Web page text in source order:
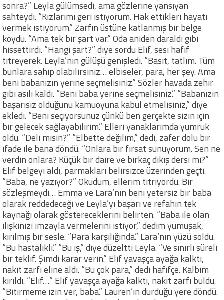
sonra?” Leyla gülümsedi, ama gözlerine yansıyan
sahteydi. “Kızlarımı geri istiyorum. Hak ettikleri hayatı
vermek istiyorum.” Zarfın üstüne katlanmış bir belge
koydu. “Ama tek bir şart var.” Oda aniden daraldı gibi
hissettirdi. “Hangi şart?” diye sordu Elif, sesi hafif
titreyerek. Leyla’nın gülüşü genişledi. “Basit, tatlım. Tüm
bunlara sahip olabilirsiniz… elbiseler, para, her şey. Ama
beni babanızın yerine seçmelisiniz.” Sözler havada zehir
gibi asılı kaldı. “Beni baba yerine seçmelisiniz.” “Babanızın
başarısız olduğunu kamuoyuna kabul etmelisiniz,” diye
ekledi. “Beni seçiyorsunuz çünkü ben gerçekte sizin için
bir gelecek sağlayabilirim.” Elleri yanaklarımda yumruk
oldu. “Deli misin?” “Elbette değilim,” dedi, zafer dolu bir
ifade ile bana döndü. “Onlara bir fırsat sunuyorum. Sen ne
verdin onlara? Küçük bir daire ve birkaç dikiş dersi mi?”
Elif belgeyi aldı, parmakları belirsizce üzerinden geçti.
“Baba, ne yazıyor?” Okudum, ellerim titriyordu. Bir
sözleşmeydi… Emma ve Lara’nın beni yetersiz bir baba
olarak reddedeceği ve Leyla’yı başarı ve refahın tek
kaynağı olarak göstereceklerini belirten. “Baba ile olan
ilişkinizi imzayla vermelerini istiyor,” dedim yumuşak,
kırılmış bir sesle. “Para karşılığında.” Lara’nın yüzü soldu.
“Bu hastalıklı.” “Bu iş,” diye düzeltti Leyla. “Ve sınırlı süreli
bir teklif. Şimdi karar verin.” Elif yavaşça ayağa kalktı,
nakit zarfı eline aldı. “Bu çok para,” dedi hafifçe. Kalbim
kırıldı. “Elif…” Elif yavaşça ayağa kalktı, nakit zarfı buldu.
“Bitirmeme izin ver, baba.” Lauren’ın durduğu yere döndü.